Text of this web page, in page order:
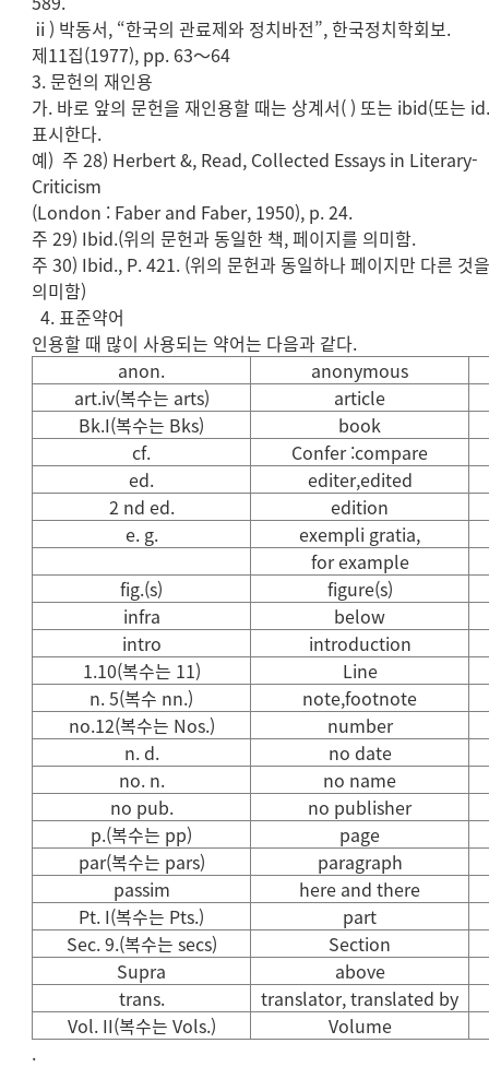
ⅱ) 박동서, “한국의 관료제와 정치바전”, 한국정치학회보.
제11집(1977), pp. 63～64
3. 문헌의 재인용
가. 바로 앞의 문헌을 재인용할 때는 상계서( ) 또는 ibid(또는
표시한다.
예) 주 28) Herbert &, Read, Collected Essays in Literary-
Criticism
(London : Faber and Faber, 1950), p. 24.
주 29) Ibid.(위의 문헌과 동일한 책, 페이지를 의미함.
주 30) Ibid., P. 421. (위의 문헌과 동일하나 페이지만 다른 것
의미함)
4. 표준약어
인용할 때 많이 사용되는 약어는 다음과 같다.
anon.
anonymous
art.iv(복수는 arts)
article
Bk.I(복수는 Bks)
book
cf.
Confer :compare
ed.
editer,edited
2 nd ed.
edition
e. g.
exempli gratia,
for example
fig.(s)
figure(s)
infra
below
intro
introduction
1.10(복수는 11)
Line
n. 5(복수 nn.)
note,footnote
no.12(복수는 Nos.)
number
n. d.
no date
no. n.
no name
no pub.
no publisher
p.(복수는 pp)
page
par(복수는 pars)
paragraph
passim
here and there
Pt. I(복수는 Pts.)
part
Sec. 9.(복수는 secs)
Section
Supra
above
trans.
translator, translated by
Vol. II(복수는 Vols.)
Volume
.